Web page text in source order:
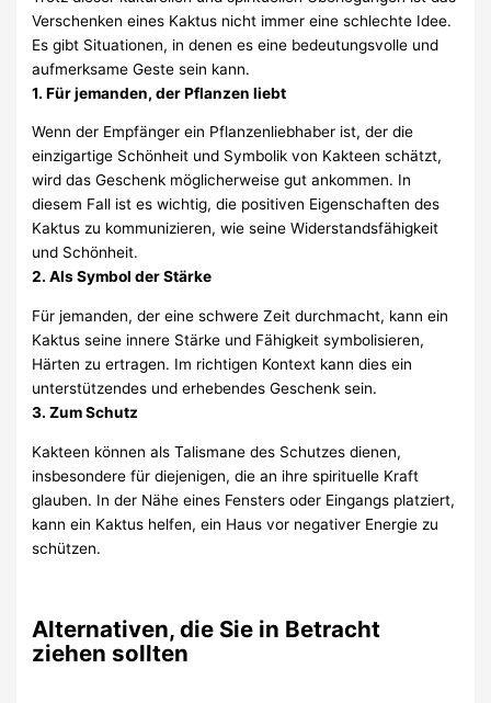
Verschenken eines Kaktus nicht immer eine schlechte Idee.
Es gibt Situationen, in denen es eine bedeutungsvolle und
aufmerksame Geste sein kann.
1. Für jemanden, der Pflanzen liebt
Wenn der Empfänger ein Pflanzenliebhaber ist, der die
einzigartige Schönheit und Symbolik von Kakteen schätzt,
wird das Geschenk möglicherweise gut ankommen. In
diesem Fall ist es wichtig, die positiven Eigenschaften des
Kaktus zu kommunizieren, wie seine Widerstandsfähigkeit
und Schönheit.
2. Als Symbol der Stärke
Für jemanden, der eine schwere Zeit durchmacht, kann ein
Kaktus seine innere Stärke und Fähigkeit symbolisieren,
Härten zu ertragen. Im richtigen Kontext kann dies ein
unterstützendes und erhebendes Geschenk sein.
3. Zum Schutz
Kakteen können als Talismane des Schutzes dienen,
insbesondere für diejenigen, die an ihre spirituelle Kraft
glauben. In der Nähe eines Fensters oder Eingangs platziert,
kann ein Kaktus helfen, ein Haus vor negativer Energie zu
schützen.
Alternativen, die Sie in Betracht
ziehen sollten